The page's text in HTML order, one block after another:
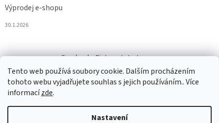
Tento web používá soubory cookie. Dalším procházením
tohoto webu vyjadřujete souhlas s jejich používáním.. Více
informacízde.
Nastavení
Výprodej e-shopu
30.1.2026
Facebook Pinterest Instagram
Vytvořil Shoptet